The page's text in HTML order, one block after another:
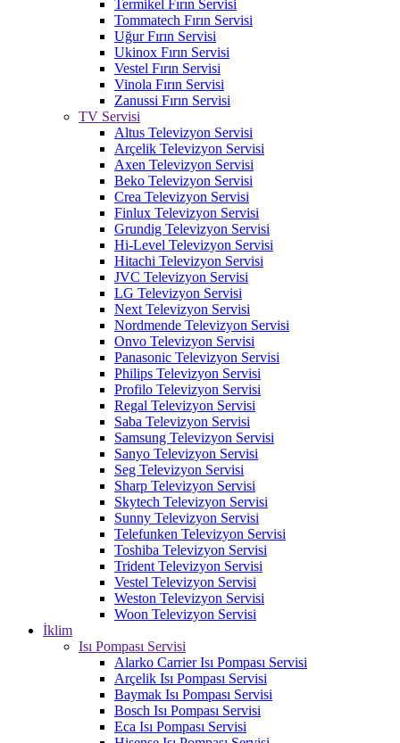
Termikel Fırın Servisi
Tommatech Fırın Servisi
Uğur Fırın Servisi
Ukinox Fırın Servisi
Vestel Fırın Servisi
Vinola Fırın Servisi
Zanussi Fırın Servisi
TV Servisi
Altus Televizyon Servisi
Arçelik Televizyon Servisi
Axen Televizyon Servisi
Beko Televizyon Servisi
Crea Televizyon Servisi
Finlux Televizyon Servisi
Grundig Televizyon Servisi
Hi-Level Televizyon Servisi
Hitachi Televizyon Servisi
JVC Televizyon Servisi
LG Televizyon Servisi
Next Televizyon Servisi
Nordmende Televizyon Servisi
Onvo Televizyon Servisi
Panasonic Televizyon Servisi
Philips Televizyon Servisi
Profilo Televizyon Servisi
Regal Televizyon Servisi
Saba Televizyon Servisi
Samsung Televizyon Servisi
Sanyo Televizyon Servisi
Seg Televizyon Servisi
Sharp Televizyon Servisi
Skytech Televizyon Servisi
Sunny Televizyon Servisi
Telefunken Televizyon Servisi
Toshiba Televizyon Servisi
Trident Televizyon Servisi
Vestel Televizyon Servisi
Weston Televizyon Servisi
Woon Televizyon Servisi
İklim
Isı Pompası Servisi
Alarko Carrier Isı Pompası Servisi
Arçelik Isı Pompası Servisi
Baymak Isı Pompası Servisi
Bosch Isı Pompası Servisi
Eca Isı Pompası Servisi